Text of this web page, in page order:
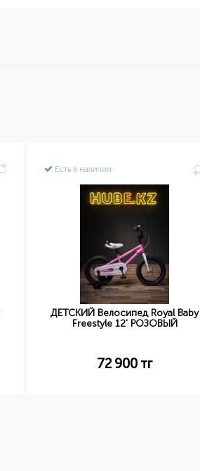
Есть в наличии
ДЕТСКИЙ Велосипед Royal Baby
Freestyle 12' РОЗОВЫЙ
72 900 тг